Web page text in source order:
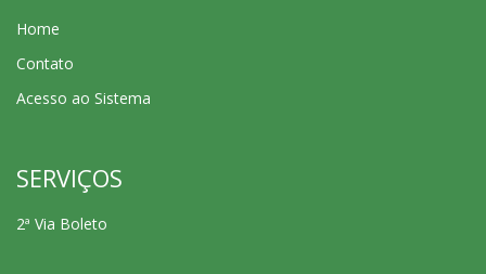
Home
Contato
Acesso ao Sistema
SERVIÇOS
2ª Via Boleto